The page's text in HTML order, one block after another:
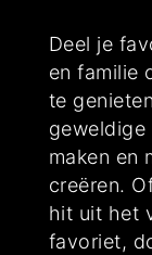
Deel je
en familie
te
geweldige
maken en
creëren.
hit uit het
favoriet,